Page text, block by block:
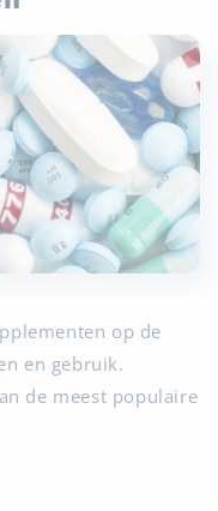
op de
en gebruik.
de meest populaire